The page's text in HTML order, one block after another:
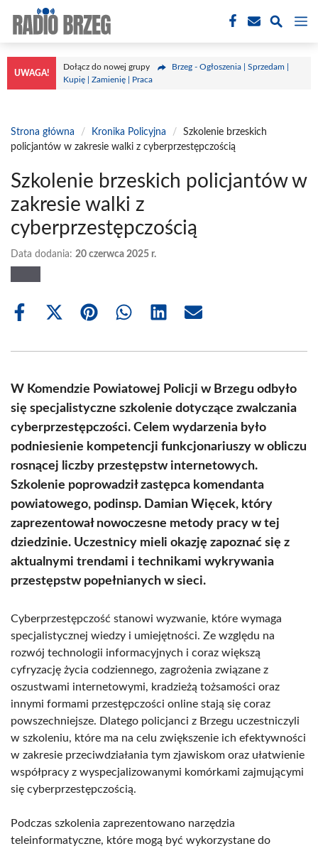
treści
UWAGA!
Dołącz do nowej grupy
Brzeg - Ogłoszenia | Sprzedam |
Kupię | Zamienię | Praca
Strona główna / Kronika Policyjna /
Szkolenie brzeskich
policjantów w zakresie walki z cyberprzestępczością
Szkolenie brzeskich policjantów w
zakresie walki z
cyberprzestępczością
Data dodania: 20 czerwca 2025 r.
Share
Share
(Twitter)
Share Share Share Share
W Komendzie Powiatowej Policji w Brzegu odbyło
się specjalistyczne szkolenie dotyczące zwalczania
cyberprzestępczości. Celem wydarzenia było
podniesienie kompetencji funkcjonariuszy w obliczu
rosnącej liczby przestępstw internetowych.
Szkolenie poprowadził zastępca komendanta
powiatowego, podinsp. Damian Więcek, który
zaprezentował nowoczesne metody pracy w tej
dziedzinie. Uczestnicy mieli okazję zapoznać się z
aktualnymi trendami i technikami wykrywania
przestępstw popełnianych w sieci.
Cyberprzestępczość stanowi wyzwanie, które wymaga
specjalistycznej wiedzy i umiejętności. Ze względu na
rozwój technologii informacyjnych i coraz większą
cyfryzację życia codziennego, zagrożenia związane z
oszustwami internetowymi, kradzieżą tożsamości oraz
innymi formami przestępczości online stają się coraz
powszechniejsze. Dlatego policjanci z Brzegu uczestniczyli
w szkoleniu, które ma na celu zwiększenie ich efektywności
w zakresie przeciwdziałania tym zjawiskom oraz ułatwienie
współpracy z wyspecjalizowanymi komórkami zajmującymi
się cyberprzestępczością.
Podczas szkolenia zaprezentowano narzędzia
teleinformatyczne, które mogą być wykorzystane do